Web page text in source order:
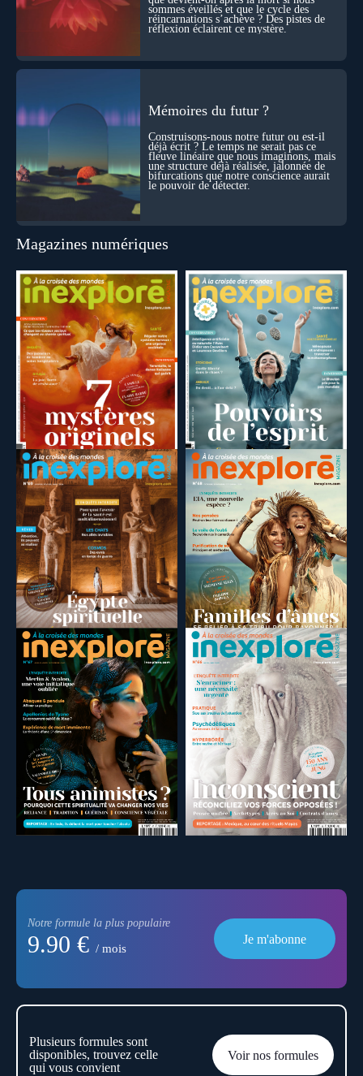
sommes éveillés et que le cycle des
réincarnations s’achève ? Des pistes de
réflexion éclairent ce mystère.
Mémoires du futur ?
Construisons-nous notre futur ou est-il
déjà écrit ? Le temps ne serait pas ce
fleuve linéaire que nous imaginons, mais
une structure déjà réalisée, jalonnée de
bifurcations que notre conscience aurait
le pouvoir de détecter.
Magazines numériques
Notre formule la plus populaire
9.90 € / mois
Je m'abonne
Plusieurs formules sont
disponibles, trouvez celle
qui vous convient
Voir nos formules